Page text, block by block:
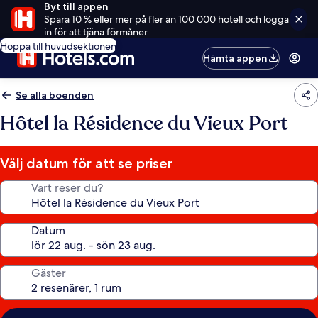
Byt till appen
Spara 10 % eller mer på fler än 100 000 hotell och logga
in för att tjäna förmåner
Hoppa till huvudsektionen
Hämta appen
Se alla boenden
Hôtel la Résidence du Vieux Port
Välj datum för att se priser
Vart reser du?
Datum
Gäster